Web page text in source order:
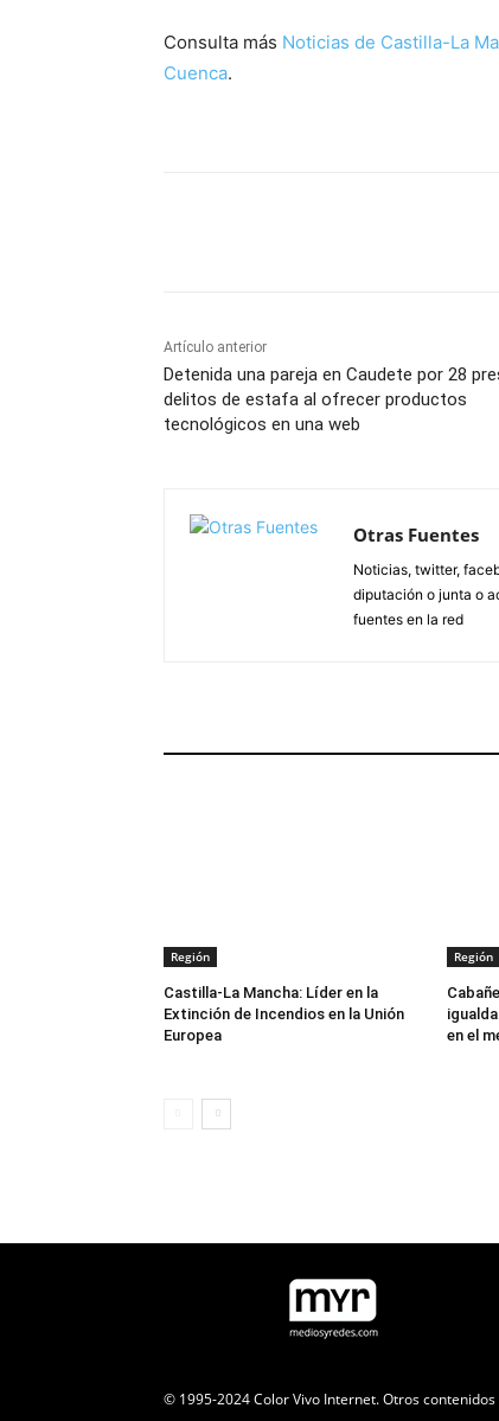
Consulta más Noticias de Castilla-La
Cuenca.
Artículo anterior
Detenida una pareja en Caudete por 28
delitos de estafa al ofrecer productos
tecnológicos en una web
Otras Fuentes
Noticias, twitter,
diputación o junta o
fuentes en la red
Región
Castilla-La Mancha: Líder en la
Extinción de Incendios en la Unión
Europea
Región
en el
© 1995-2024 Color Vivo Internet. Otros